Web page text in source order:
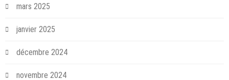
mars 2025
janvier 2025
décembre 2024
novembre 2024